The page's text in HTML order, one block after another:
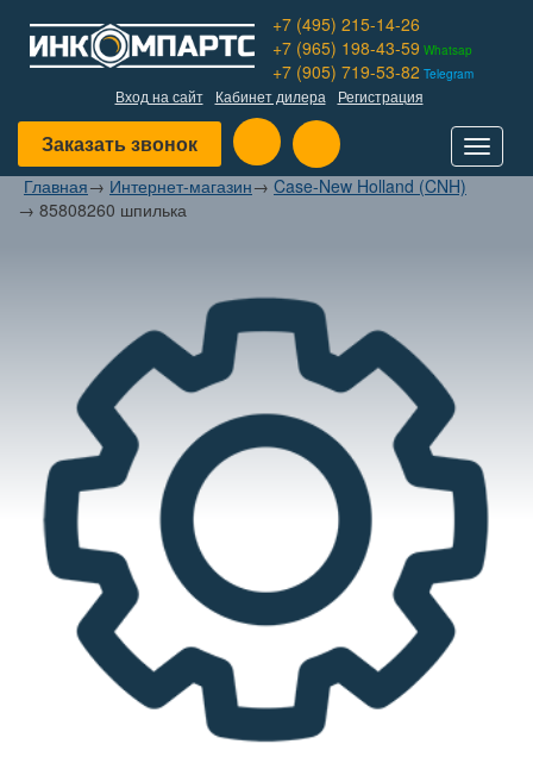
+7 (495) 215-14-26
+7 (965) 198-43-59 Whatsap
+7 (905) 719-53-82 Telegram
Вход на сайт Кабинет дилера Регистрация
Заказать звонок
Toggle
Главная→ Интернет-магазин→ Case-New Holland (CNH)
→ 85808260 шпилька